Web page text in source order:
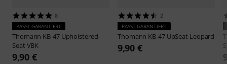
8
PASST GARANTIERT
Thomann KB-47 Upholstered
Seat VBK
9,90 €
2
PASST GARANTIERT
Thomann KB-47 UpSeat Leopard
9,90 €